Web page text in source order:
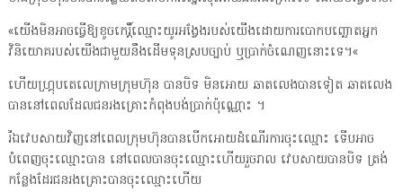
«យើងមិនអាចធ្វើឱ្យខូចកេរ្តិ៍ឈ្មោះយូរអង្វែងរបស់យើងដោយការបោកបញ្ឆោតអ្នក
វិនិយោគរបស់យើងជាមួយនឹងដើមទុនស្របច្បាប់ ឬប្រាក់ចំណេញនោះទេ។«
ហើយហ្គ្រុបតេលេក្រាមក្រុមហ៊ុន បានបិទ មិនអោយ ឆាតលេងបានទៀត ឆាតលេង
បាននៅពេលដែលជនរងគ្រោះកំពុងបង់ប្រាក់ប៉ុណ្ណោះ ។
រីឯវេបសាយវិញនៅពេលក្រុមហ៊ុនបានបើកអោយដំណើរការចុះឈ្មោះ ទើបអាច
បំពេញចុះឈ្មោះបាន នៅពេលបានចុះឈ្មោះហើយរួចរាល វេបសាយបានបិទ ត្រង់
កន្លែងដែរជនរងគ្រោះបានចុះឈ្មោះហើយ